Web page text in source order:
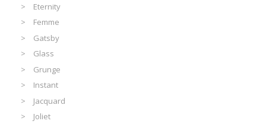
Eternity
Femme
Gatsby
Glass
Grunge
Instant
Jacquard
Joliet